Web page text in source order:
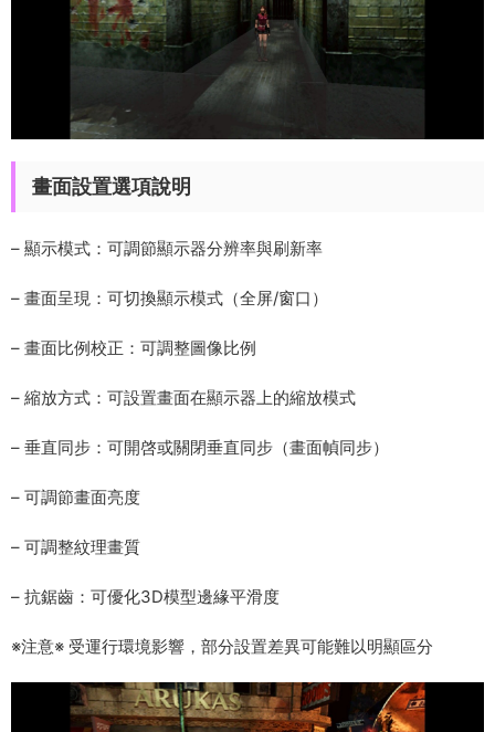
畫面設置選項說明
– 顯示模式：可調節顯示器分辨率與刷新率
– 畫面呈現：可切換顯示模式（全屏/窗口）
– 畫面比例校正：可調整圖像比例
– 縮放方式：可設置畫面在顯示器上的縮放模式
– 垂直同步：可開啓或關閉垂直同步（畫面幀同步）
– 可調節畫面亮度
– 可調整紋理畫質
– 抗鋸齒：可優化3D模型邊緣平滑度
※注意※ 受運行環境影響，部分設置差異可能難以明顯區分